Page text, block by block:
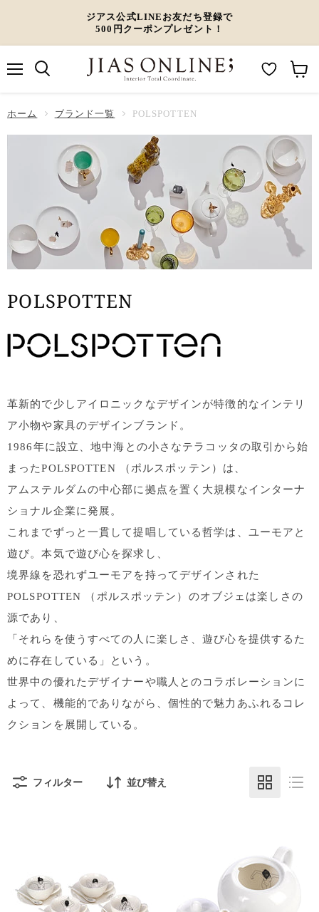
ジアス公式LINEお友だち登録で
500円クーポンプレゼント！
ー
h
l
を
見
る
ホーム ブランド一覧 POLSPOTTEN
POLSPOTTEN
革新的で少しアイロニックなデザインが特徴的なインテリ
ア小物や家具のデザインブランド。
1986年に設立、地中海との小さなテラコッタの取引から始
まったPOLSPOTTEN （ポルスポッテン）は、
アムステルダムの中心部に拠点を置く大規模なインターナ
ショナル企業に発展。
これまでずっと一貫して提唱している哲学は、ユーモアと
遊び。本気で遊び心を探求し、
境界線を恐れずユーモアを持ってデザインされた
POLSPOTTEN （ポルスポッテン）のオブジェは楽しさの
源であり、
「それらを使うすべての人に楽しさ、遊び心を提供するた
めに存在している」という。
世界中の優れたデザイナーや職人とのコラボレーションに
よって、機能的でありながら、個性的で魅力あふれるコレ
クションを展開している。
フィルター 並び替え